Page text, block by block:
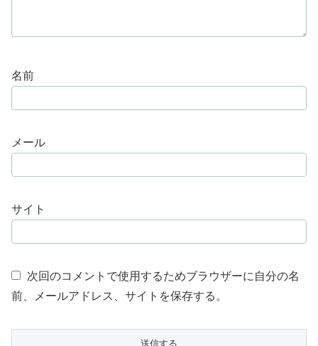
名前
メール
サイト
次回のコメントで使用するためブラウザーに自分の名
前、メールアドレス、サイトを保存する。